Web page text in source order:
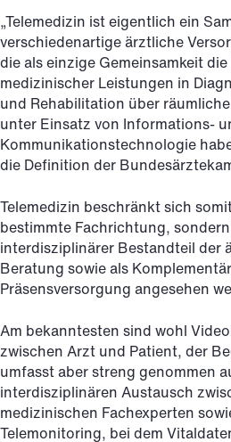
„Telemedizin ist eigentlich ein
verschiedenartige ärztliche
die als einzige Gemeinsamkeit
medizinischer Leistungen in
und Rehabilitation über
unter Einsatz von Informations-
Kommunikationstechnologie
die Definition der
Telemedizin beschränkt sich
bestimmte Fachrichtung,
interdisziplinärer Bestandteil der
Beratung sowie als
Präsensversorgung angesehen
Am bekanntesten sind wohl
zwischen Arzt und Patient, der
umfasst aber streng genommen
interdisziplinären Austausch
medizinischen Fachexperten
Telemonitoring, bei dem